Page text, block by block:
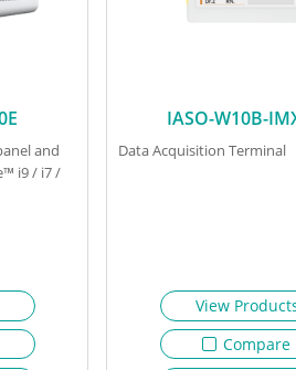
and
i9 / i7 /
IASO-W10B-
Data Acquisition Terminal
View
Compare